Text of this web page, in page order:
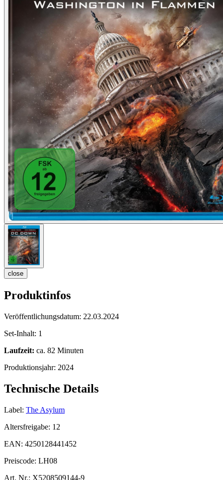
close
Produktinfos
Veröffentlichungsdatum: 22.03.2024
Set-Inhalt: 1
Laufzeit: ca. 82 Minuten
Produktionsjahr: 2024
Technische Details
Label: The Asylum
Altersfreigabe: 12
EAN: 4250128441452
Preiscode: LH08
Art. Nr.: X5208509144-9